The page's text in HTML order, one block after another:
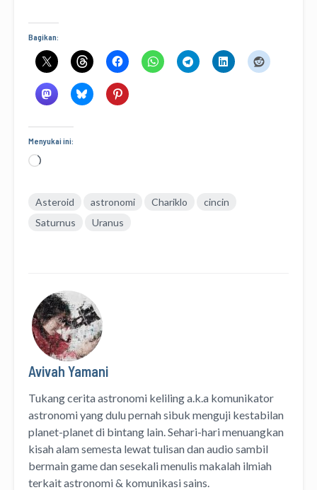
Bagikan:
Menyukai ini:
Memuat...
Asteroid astronomi Chariklo
cincin
Saturnus
Uranus
Avivah Yamani
Tukang cerita astronomi kelilinga.k.a komunikator
astronomiyang dulu pernah sibuk menguji kestabilan
planet-planet di bintang lain. Sehari-hari menuangkan
kisah alam semesta lewattulisandanaudio sambil
bermain game dan sesekali menulis makalah ilmiah
terkait astronomi & komunikasi sains.